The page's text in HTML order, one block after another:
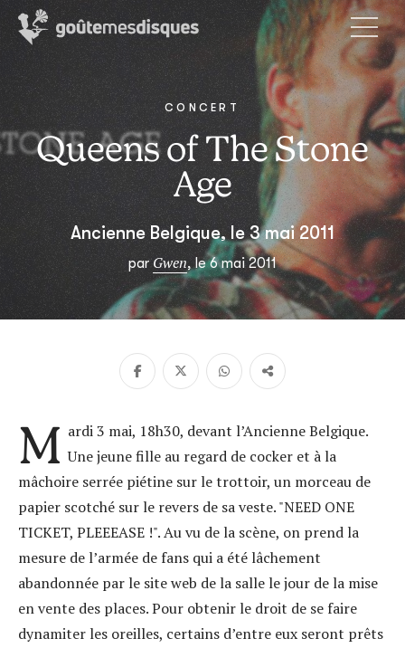
CONCERT
Queens of The Stone
Age
Ancienne Belgique, le 3 mai 2011
parGwen, le 6 mai 2011
M ardi 3 mai, 18h30, devant l’Ancienne Belgique.
Une jeune fille au regard de cocker et à la
mâchoire serrée piétine sur le trottoir, un morceau de
papier scotché sur le revers de sa veste. "NEED ONE
TICKET, PLEEEASE !". Au vu de la scène, on prend la
mesure de l’armée de fans qui a été lâchement
abandonnée par le site web de la salle le jour de la mise
en vente des places. Pour obtenir le droit de se faire
dynamiter les oreilles, certains d’entre eux seront prêts